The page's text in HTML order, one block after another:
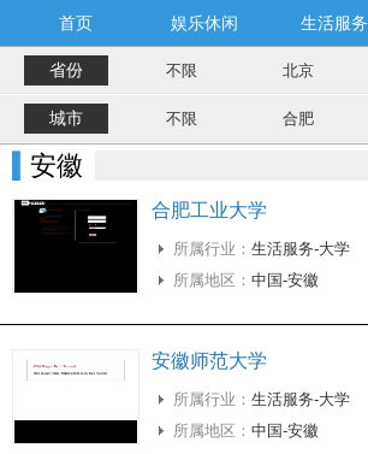
首页 娱乐休闲 生活服务
省份 不限 北京
城市 不限 合肥
安徽
合肥工业大学
所属行业： 生活服务-大学
所属地区： 中国-安徽
安徽师范大学
所属行业： 生活服务-大学
所属地区： 中国-安徽